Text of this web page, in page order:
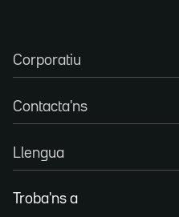
Corporatiu
Contacta'ns
Llengua
Troba'ns a